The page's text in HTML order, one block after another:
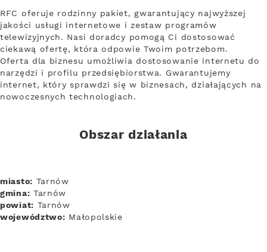
RFC oferuje rodzinny pakiet, gwarantujący najwyższej
jakości usługi internetowe i zestaw programów
telewizyjnych. Nasi doradcy pomogą Ci dostosować
ciekawą ofertę, która odpowie Twoim potrzebom.
Oferta dla biznesu umożliwia dostosowanie internetu do
narzędzi i profilu przedsiębiorstwa. Gwarantujemy
internet, który sprawdzi się w biznesach, działających na
nowoczesnych technologiach.
Obszar działania
miasto: Tarnów
gmina: Tarnów
powiat: Tarnów
województwo: Małopolskie